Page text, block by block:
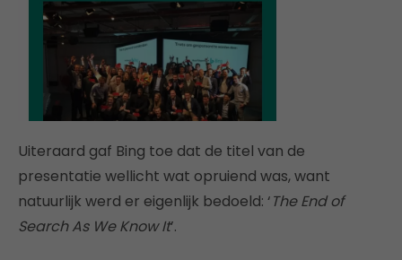
Uiteraard gaf Bing toe dat de titel van de
presentatie wellicht wat opruiend was, want
natuurlijk werd er eigenlijk bedoeld: ‘The End of
Search As We Know It’.